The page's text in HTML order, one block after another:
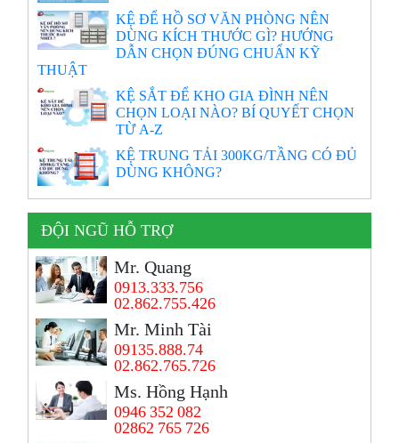
KỆ ĐỂ HỒ SƠ VĂN PHÒNG NÊN
DÙNG KÍCH THƯỚC GÌ? HƯỚNG
DẪN CHỌN ĐÚNG CHUẨN KỸ
THUẬT
KỆ SẮT ĐỂ KHO GIA ĐÌNH NÊN
CHỌN LOẠI NÀO? BÍ QUYẾT CHỌN
TỪ A-Z
KỆ TRUNG TẢI 300KG/TẦNG CÓ ĐỦ
DÙNG KHÔNG?
ĐỘI NGŨ HỖ TRỢ
Mr. Quang
0913.333.756
02.862.755.426
Mr. Minh Tài
09135.888.74
02.862.765.726
Ms. Hồng Hạnh
0946 352 082
02862 765 726